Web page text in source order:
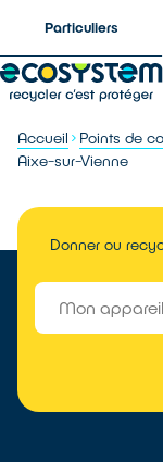
Particuliers
Accueil Points de
Aixe-sur-Vienne
Donner ou